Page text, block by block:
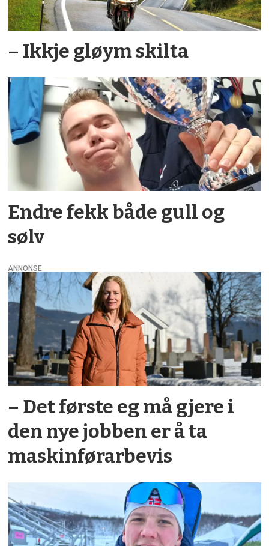
– Ikkje gløym skilta
Endre fekk både gull og
sølv
ANNONSE
– Det første eg må gjere i
den nye jobben er å ta
maskin­førar­bevis